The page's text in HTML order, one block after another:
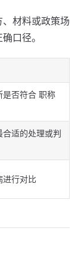
材料或政策场
口径。
是否符合 职称
适的处理或判
进行对比